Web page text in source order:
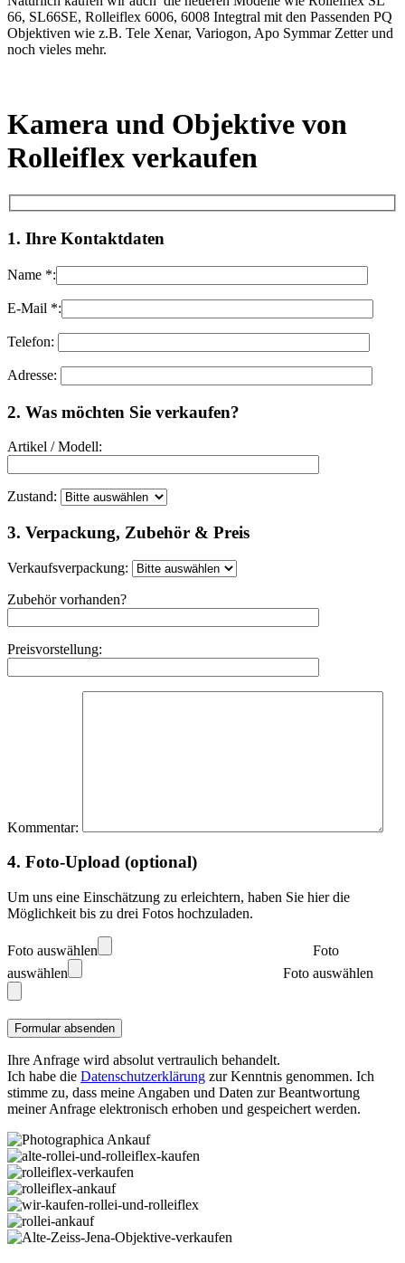
66, SL66SE, Rolleiflex 6006, 6008 Integtral mit den Passenden PQ
Objektiven wie z.B. Tele Xenar, Variogon, Apo Symmar Zetter und
noch vieles mehr.
Kamera und Objektive von
Rolleiflex verkaufen
1. Ihre Kontaktdaten
Name *:
E-Mail *:
Telefon:
Adresse:
Bitte lasse dieses Feld leer.
2. Was möchten Sie verkaufen?
Artikel / Modell:
Zustand:
3. Verpackung, Zubehör & Preis
Verkaufsverpackung:
Zubehör vorhanden?
Preisvorstellung:
Kommentar:
4. Foto-Upload (optional)
Um uns eine Einschätzung zu erleichtern, haben Sie hier die
Möglichkeit bis zu drei Fotos hochzuladen.
Foto auswählen
Foto
auswählen
Foto auswählen
Ihre Anfrage wird absolut vertraulich behandelt.
Ich habe die Datenschutzerklärung zur Kenntnis genommen. Ich
stimme zu, dass meine Angaben und Daten zur Beantwortung
meiner Anfrage elektronisch erhoben und gespeichert werden.